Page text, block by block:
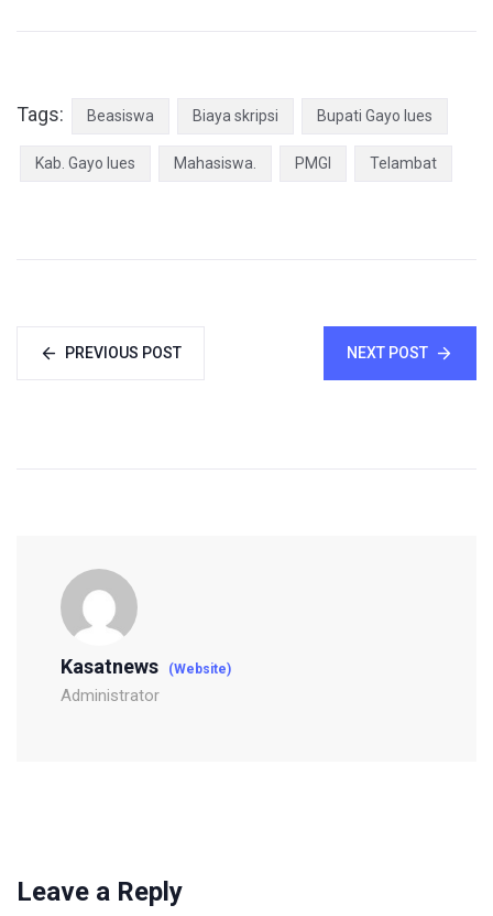
Tags: Beasiswa Biaya skripsi Bupati Gayo lues
Kab. Gayo lues Mahasiswa. PMGI Telambat
PREVIOUS POST NEXT POST
Kasatnews (Website)
Administrator
Leave a Reply